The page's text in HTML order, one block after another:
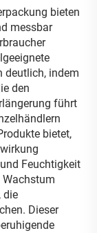
bieten
messbar
deutlich, indem
den
führt
bietet,
Feuchtigkeit
die
Dieser